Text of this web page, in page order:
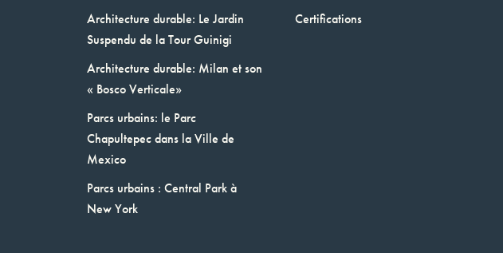
Architecture durable: Le Jardin
Suspendu de la Tour Guinigi
Architecture durable: Milan et son
« Bosco Verticale»
Parcs urbains: le Parc
Chapultepec dans la Ville de
Mexico
Parcs urbains : Central Park à
New York
Certifications